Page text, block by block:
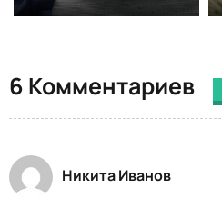
6 Комментариев
Никита Иванов